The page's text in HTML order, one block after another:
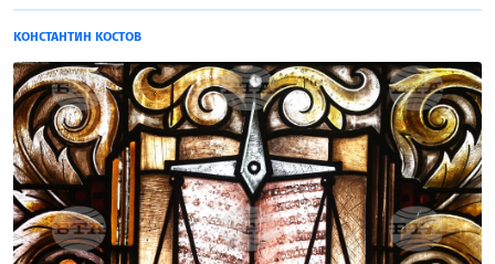
КОНСТАНТИН КОСТОВ